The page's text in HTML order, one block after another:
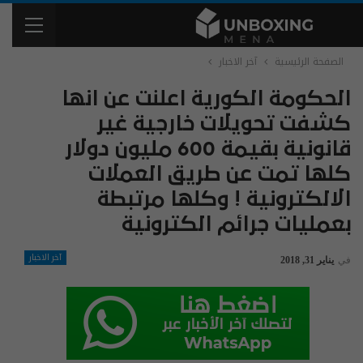
الصفحة الرئيسية آخر الاخبار
‏الحكومة الكورية اعلنت عن انها
كشفت تحويلات خارجية غير
قانونية بقيمة 600 مليون دولار
كلها تمت عن طريق العملات
الالكترونية ! وكلها مرتبطة
بعمليات جرائم الكترونية
آخر الاخبار في يناير 31, 2018